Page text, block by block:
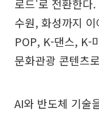
로드'로 전환한다
수원, 화성까지
POP, K-댄스, K-
문화관광 콘텐츠
AI와 반도체 기술